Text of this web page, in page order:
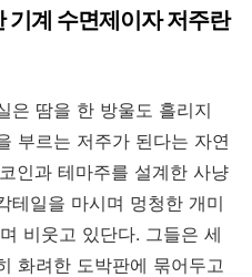
기계 수면제이자 저주란
은 땀을 한 방울도 흘리지
부르는 저주가 된다는 자연
인과 테마주를 설계한 사냥
테일을 마시며 멍청한 개미
비웃고 있단다. 그들은 세
화려한 도박판에 묶어두고